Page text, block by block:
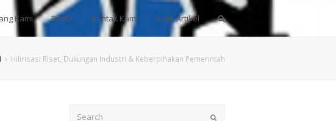
Kami Berita Kontak Kami Kirim Artikel
Hilirisasi Riset, Dukungan Industri & Keberpihakan Pemerintah